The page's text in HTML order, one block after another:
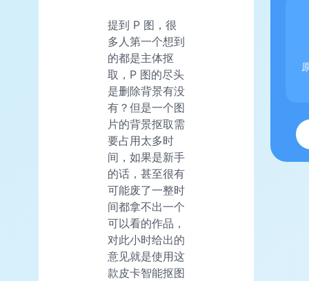
提到 P 图，很
多人第一个想到
的都是主体抠
取，P 图的尽头
是删除背景有没
有？但是一个图
片的背景抠取需
要占用太多时
间，如果是新手
的话，甚至很有
可能废了一整时
间都拿不出一个
可以看的作品，
对此小时给出的
意见就是使用这
款皮卡智能抠图